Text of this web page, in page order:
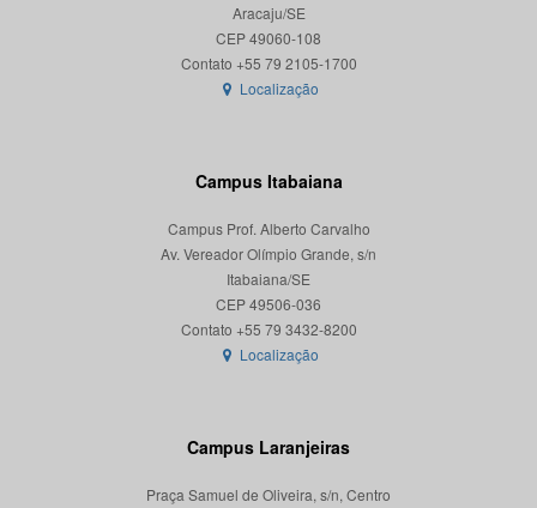
Aracaju/SE
CEP 49060-108
Localização
Campus Itabaiana
Campus Prof. Alberto Carvalho
Av. Vereador Olímpio Grande, s/n
Itabaiana/SE
CEP 49506-036
Localização
Campus Laranjeiras
Praça Samuel de Oliveira, s/n, Centro